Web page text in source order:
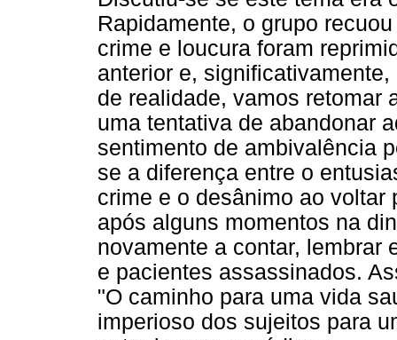
Rapidamente, o grupo
crime e loucura foram
anterior e,
de realidade, vamos retomar
uma tentativa de abandonar
sentimento de ambivalência
se a diferença entre o
crime e o desânimo ao voltar
após alguns momentos na
novamente a contar, lembrar
e pacientes assassinados.
"O caminho para uma vida
imperioso dos sujeitos para